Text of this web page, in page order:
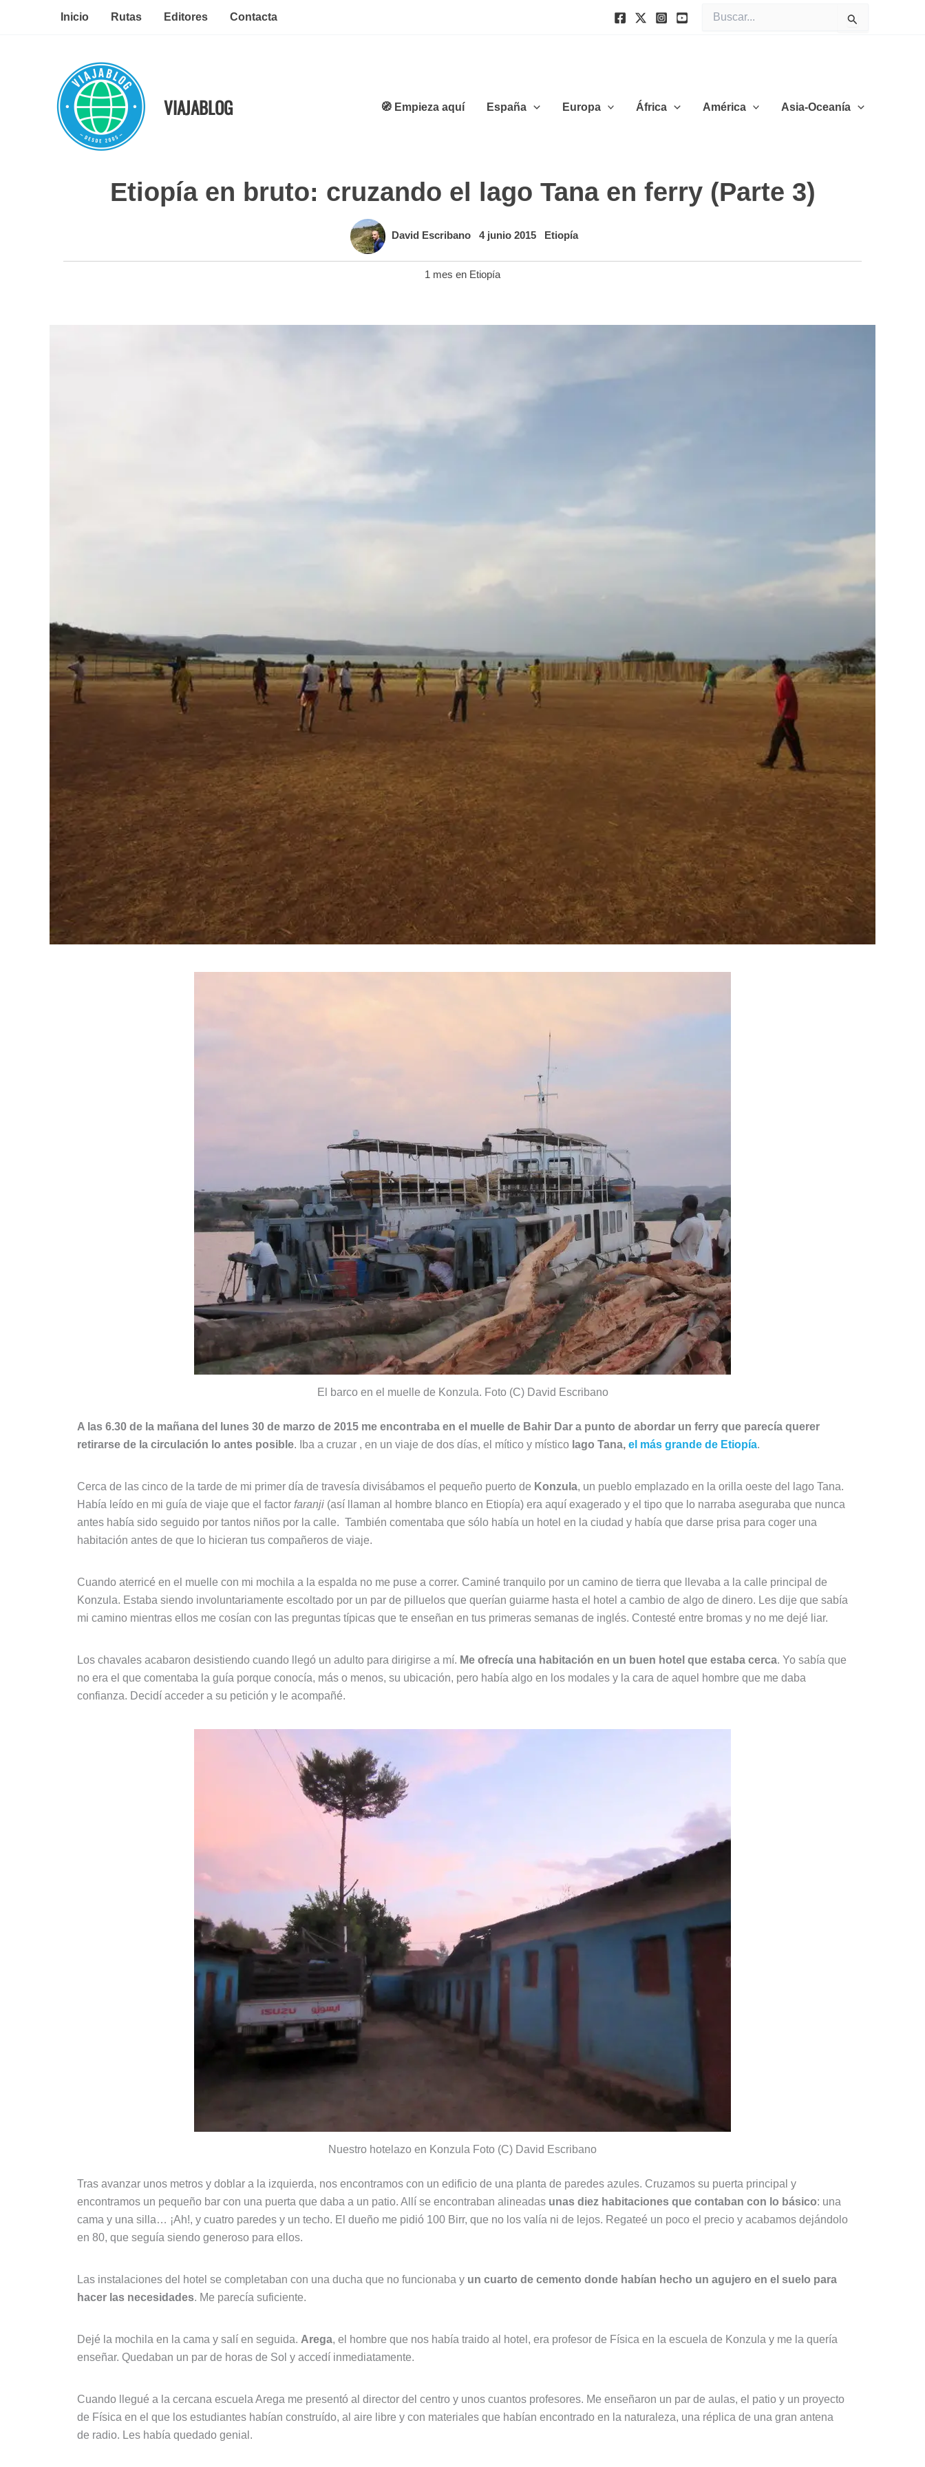
Inicio Rutas Editores Contacta
por:
VIAJABLOG 🧭 Empieza aquí España Europa África América Asia-Oceanía
Etiopía en bruto: cruzando el lago Tana en ferry (Parte 3)
David Escribano 4 junio 2015 Etiopía
1 mes en Etiopía
El barco en el muelle de Konzula. Foto (C) David Escribano
A las 6.30 de la mañana del lunes 30 de marzo de 2015 me encontraba en el muelle de Bahir Dar a punto de abordar un ferry que parecía querer
retirarse de la circulación lo antes posible. Iba a cruzar , en un viaje de dos días, el mítico y místico lago Tana, el más grande de Etiopía.
Cerca de las cinco de la tarde de mi primer día de travesía divisábamos el pequeño puerto de Konzula, un pueblo emplazado en la orilla oeste del lago Tana.
Había leído en mi guía de viaje que el factor faranji (así llaman al hombre blanco en Etiopía) era aquí exagerado y el tipo que lo narraba aseguraba que nunca
antes había sido seguido por tantos niños por la calle. También comentaba que sólo había un hotel en la ciudad y había que darse prisa para coger una
habitación antes de que lo hicieran tus compañeros de viaje.
Cuando aterricé en el muelle con mi mochila a la espalda no me puse a correr. Caminé tranquilo por un camino de tierra que llevaba a la calle principal de
Konzula. Estaba siendo involuntariamente escoltado por un par de pilluelos que querían guiarme hasta el hotel a cambio de algo de dinero. Les dije que sabía
mi camino mientras ellos me cosían con las preguntas típicas que te enseñan en tus primeras semanas de inglés. Contesté entre bromas y no me dejé liar.
Los chavales acabaron desistiendo cuando llegó un adulto para dirigirse a mí. Me ofrecía una habitación en un buen hotel que estaba cerca. Yo sabía que
no era el que comentaba la guía porque conocía, más o menos, su ubicación, pero había algo en los modales y la cara de aquel hombre que me daba
confianza. Decidí acceder a su petición y le acompañé.
Nuestro hotelazo en Konzula Foto (C) David Escribano
Tras avanzar unos metros y doblar a la izquierda, nos encontramos con un edificio de una planta de paredes azules. Cruzamos su puerta principal y
encontramos un pequeño bar con una puerta que daba a un patio. Allí se encontraban alineadas unas diez habitaciones que contaban con lo básico: una
cama y una silla… ¡Ah!, y cuatro paredes y un techo. El dueño me pidió 100 Birr, que no los valía ni de lejos. Regateé un poco el precio y acabamos dejándolo
en 80, que seguía siendo generoso para ellos.
Las instalaciones del hotel se completaban con una ducha que no funcionaba y un cuarto de cemento donde habían hecho un agujero en el suelo para
hacer las necesidades. Me parecía suficiente.
Dejé la mochila en la cama y salí en seguida. Arega, el hombre que nos había traido al hotel, era profesor de Física en la escuela de Konzula y me la quería
enseñar. Quedaban un par de horas de Sol y accedí inmediatamente.
Cuando llegué a la cercana escuela Arega me presentó al director del centro y unos cuantos profesores. Me enseñaron un par de aulas, el patio y un proyecto
de Física en el que los estudiantes habían construído, al aire libre y con materiales que habían encontrado en la naturaleza, una réplica de una gran antena
de radio. Les había quedado genial.